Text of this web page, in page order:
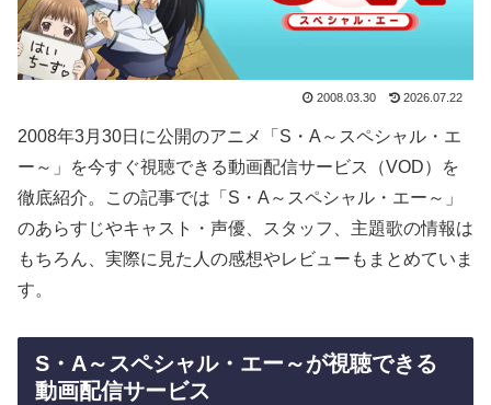
2008.03.30 2026.07.22
2008年3月30日に公開のアニメ「S・A～スペシャル・エ
ー～」を今すぐ視聴できる動画配信サービス（VOD）を
徹底紹介。この記事では「S・A～スペシャル・エー～」
のあらすじやキャスト・声優、スタッフ、主題歌の情報は
もちろん、実際に見た人の感想やレビューもまとめていま
す。
S・A～スペシャル・エー～が視聴できる
動画配信サービス